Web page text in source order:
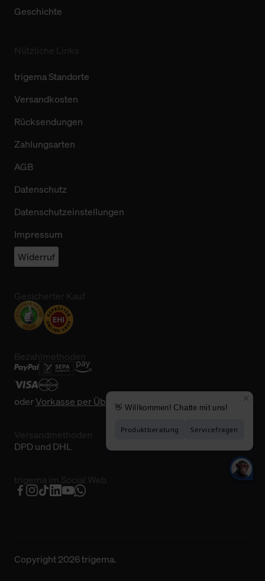
Geschichte
trigema Standorte
Versandkosten
Rücksendungen
Zahlungsarten
AGB
Datenschutz
Datenschutzeinstellungen
Impressum
Widerruf
oderVorkasse per Überweisung
DPD und DHL
Copyright 2026 trigema.